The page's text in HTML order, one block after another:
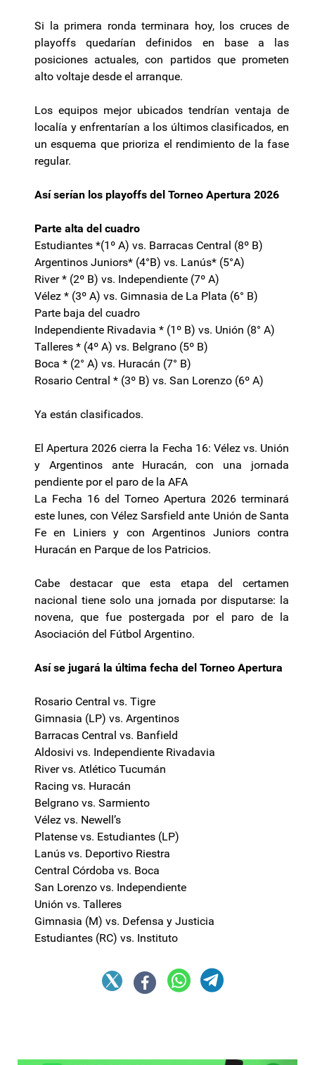
Si la primera ronda terminara hoy, los cruces de
playoffs quedarían definidos en base a las
posiciones actuales, con partidos que prometen
alto voltaje desde el arranque.
Los equipos mejor ubicados tendrían ventaja de
localía y enfrentarían a los últimos clasificados, en
un esquema que prioriza el rendimiento de la fase
regular.
Así serían los playoffs del Torneo Apertura 2026
Parte alta del cuadro
Estudiantes *(1º A) vs. Barracas Central (8º B)
Argentinos Juniors* (4°B) vs. Lanús* (5°A)
River * (2º B) vs. Independiente (7º A)
Vélez * (3º A) vs. Gimnasia de La Plata (6° B)
Parte baja del cuadro
Independiente Rivadavia * (1º B) vs. Unión (8° A)
Talleres * (4º A) vs. Belgrano (5º B)
Boca * (2° A) vs. Huracán (7° B)
Rosario Central * (3º B) vs. San Lorenzo (6º A)
Ya están clasificados.
El Apertura 2026 cierra la Fecha 16: Vélez vs. Unión
y Argentinos ante Huracán, con una jornada
pendiente por el paro de la AFA
La Fecha 16 del Torneo Apertura 2026 terminará
este lunes, con Vélez Sarsfield ante Unión de Santa
Fe en Liniers y con Argentinos Juniors contra
Huracán en Parque de los Patricios.
Cabe destacar que esta etapa del certamen
nacional tiene solo una jornada por disputarse: la
novena, que fue postergada por el paro de la
Asociación del Fútbol Argentino.
Así se jugará la última fecha del Torneo Apertura
Rosario Central vs. Tigre
Gimnasia (LP) vs. Argentinos
Barracas Central vs. Banfield
Aldosivi vs. Independiente Rivadavia
River vs. Atlético Tucumán
Racing vs. Huracán
Belgrano vs. Sarmiento
Vélez vs. Newell’s
Platense vs. Estudiantes (LP)
Lanús vs. Deportivo Riestra
Central Córdoba vs. Boca
San Lorenzo vs. Independiente
Unión vs. Talleres
Gimnasia (M) vs. Defensa y Justicia
Estudiantes (RC) vs. Instituto